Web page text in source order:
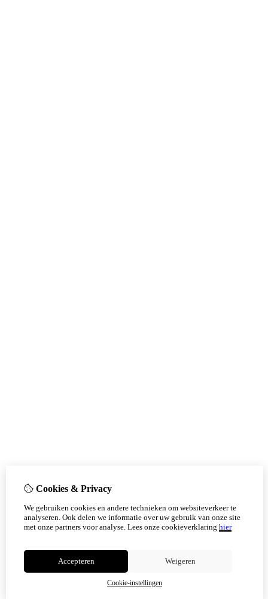
Cookies & Privacy
We gebruiken cookies en andere technieken om websiteverkeer te
analyseren. Ook delen we informatie over uw gebruik van onze site
met onze partners voor analyse. Lees onze cookieverklaring hier
Accepteren Weigeren
Cookie-instellingen